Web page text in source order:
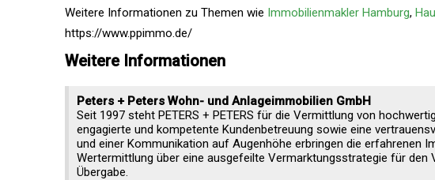
Weitere Informationen zu Themen wie Immobilienmakler Hamburg,
https://www.ppimmo.de/
Weitere Informationen
Peters + Peters Wohn- und Anlageimmobilien GmbH
Seit 1997 steht PETERS + PETERS für die Vermittlung von
engagierte und kompetente Kundenbetreuung sowie eine
und einer Kommunikation auf Augenhöhe erbringen die erfahrenen
Wertermittlung über eine ausgefeilte Vermarktungsstrategie für
Übergabe.